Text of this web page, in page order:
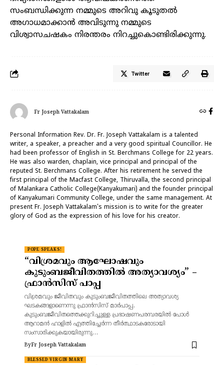
സംബന്ധിക്കുന്ന നമ്മുടെ അറിവു കൂടുതൽ
അഗാധമാക്കാൻ അവിടുന്നു നമ്മുടെ
വിശ്വാസചഷകം നിരന്തരം നിറച്ചുകൊണ്ടിരിക്കുന്നു.
Twitter
Fr Joseph Vattakalam
Personal Information Rev. Dr. Fr. Joseph Vattakalam is a talented
writer, a speaker, a preacher and a very good spiritual Councillor. He
had been professor of English in St. Berchmans College for 22 years.
He was also warden, chaplain, vice principal and principal of the
reputed St. Berchmans College. After his retirement he served the
first principal of the Macfast College, Thiruvalla, the second principal
of Malankara Catholic College(Kanyakumari) and the founder principal
of Kanyakumari Community College, under the same management. At
present Fr. Joseph Vattakalam's mission is to write for the greater
glory of God as the expression of his love for his creator.
POPE SPEAKS!
“വിശ്രമവും ആഘോഷവും
കുടുംബജീവിതത്തിൽ അത്യാവശ്യം” –
ഫ്രാൻസിസ് പാപ്പ
വിശ്രമവും ജീവിതവും കുടുംബജീവിതത്തിലെ അത്യാവശ്യ
ഘടകങ്ങളാണെന്നു ഫ്രാൻസിസ് മാർപാപ്പ.
കുടുംബജീവിതത്തെക്കുറിച്ചുള്ള പ്രഭാഷണപരമ്പരയിൽ പോൾ
ആറാമൻ ഹാളിൽ എത്തിച്ചേർന്ന തീർത്ഥാടകരോടായി
സംസാരിക്കുകയായിരുന്നു…
ByFr Joseph Vattakalam
BLESSED VIRGIN MARY